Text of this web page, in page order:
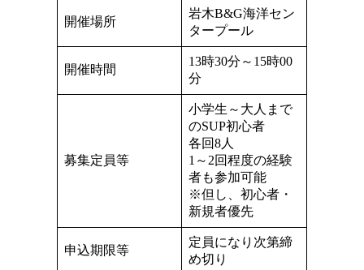
開催場所
岩木B&G海洋セン
タープール
開催時間
13時30分～15時00
分
募集定員等
小学生～大人まで
のSUP初心者
各回8人
1～2回程度の経験
者も参加可能
※但し、初心者・
新規者優先
申込期限等
定員になり次第締
め切り